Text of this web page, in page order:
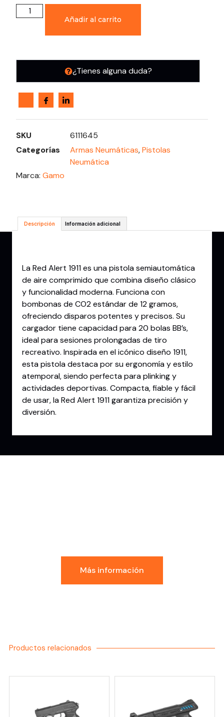
Añadir al carrito
¿Tienes alguna duda?
SKU
6111645
Categorías
Armas Neumáticas,Pistolas
Neumática
Marca: Gamo
Descripción Información adicional
La Red Alert 1911 es una pistola semiautomática
de aire comprimido que combina diseño clásico
y funcionalidad moderna. Funciona con
bombonas de CO2 estándar de 12 gramos,
ofreciendo disparos potentes y precisos. Su
cargador tiene capacidad para 20 bolas BB’s,
ideal para sesiones prolongadas de tiro
recreativo. Inspirada en el icónico diseño 1911,
esta pistola destaca por su ergonomía y estilo
atemporal, siendo perfecta para plinking y
actividades deportivas. Compacta, fiable y fácil
de usar, la Red Alert 1911 garantiza precisión y
diversión.
Más información
Productos relacionados